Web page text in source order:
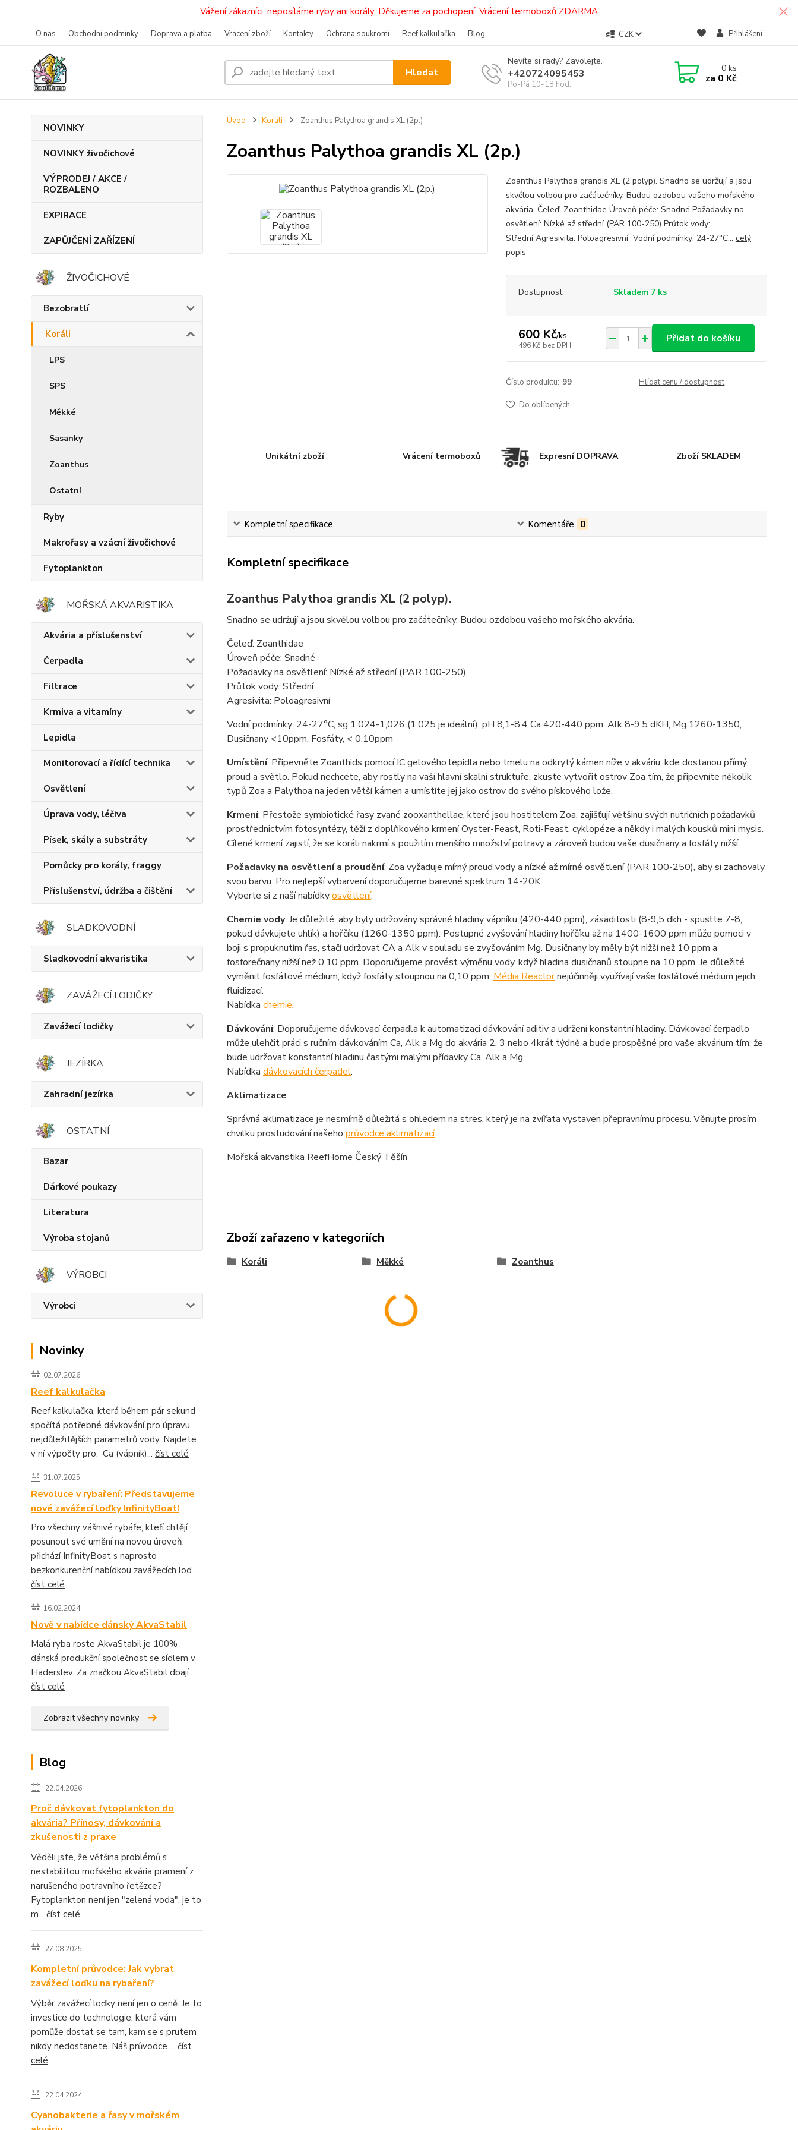
Vážení zákazníci, neposíláme ryby ani korály. Děkujeme za pochopení. Vrácení termoboxů ZDARMA
O nás Obchodní podmínky Doprava a platba Vrácení zboží Kontakty Ochrana soukromí Reef kalkulačka Blog CZK Přihlášení
Hledat
Nevíte si rady? Zavolejte.
+420724095453
Po-Pá 10-18 hod.
0ks
za 0 Kč
NOVINKY
NOVINKY živočichové
VÝPRODEJ / AKCE /
ROZBALENO
EXPIRACE
ZAPŮJČENÍ ZAŘÍZENÍ
ŽIVOČICHOVÉ
Bezobratlí
Koráli
LPS
SPS
Měkké
Sasanky
Zoanthus
Ostatní
Ryby
Makrořasy a vzácní živočichové
Fytoplankton
MOŘSKÁ AKVARISTIKA
Akvária a příslušenství
Čerpadla
Filtrace
Krmiva a vitamíny
Lepidla
Monitorovací a řídící technika
Osvětlení
Úprava vody, léčiva
Písek, skály a substráty
Pomůcky pro korály, fraggy
Příslušenství, údržba a čištění
SLADKOVODNÍ
Sladkovodní akvaristika
ZAVÁŽECÍ LODIČKY
Zavážecí lodičky
JEZÍRKA
Zahradní jezírka
OSTATNÍ
Bazar
Dárkové poukazy
Literatura
Výroba stojanů
VÝROBCI
Výrobci
Novinky
02.07.2026
Reef kalkulačka
Reef kalkulačka, která během pár sekund
spočítá potřebné dávkování pro úpravu
nejdůležitějších parametrů vody. Najdete
v ní výpočty pro: Ca (vápník)... číst celé
31.07.2025
Revoluce v rybaření: Představujeme
nové zavážecí loďky InfinityBoat!
Pro všechny vášnivé rybáře, kteří chtějí
posunout své umění na novou úroveň,
přichází InfinityBoat s naprosto
bezkonkurenční nabídkou zavážecích lod...
číst celé
16.02.2024
Nově v nabídce dánský AkvaStabil
Malá ryba roste AkvaStabil je 100%
dánská produkční společnost se sídlem v
Haderslev. Za značkou AkvaStabil dbají...
číst celé
Zobrazit všechny novinky
Blog
22.04.2026
Proč dávkovat fytoplankton do
akvária? Přínosy, dávkování a
zkušenosti z praxe
Věděli jste, že většina problémů s
nestabilitou mořského akvária pramení z
narušeného potravního řetězce?
Fytoplankton není jen "zelená voda", je to
m... číst celé
27.08.2025
Kompletní průvodce: Jak vybrat
zavážecí loďku na rybaření?
Výběr zavážecí loďky není jen o ceně. Je to
investice do technologie, která vám
pomůže dostat se tam, kam se s prutem
nikdy nedostanete. Náš průvodce ... číst
celé
22.04.2024
Cyanobakterie a řasy v mořském
Úvod Koráli Zoanthus Palythoa grandis XL (2p.)
Zoanthus Palythoa grandis XL (2p.)
Zoanthus Palythoa grandis XL (2 polyp). Snadno se udržují a jsou
skvělou volbou pro začátečníky. Budou ozdobou vašeho mořského
akvária. Čeleď: Zoanthidae Úroveň péče: Snadné Požadavky na
osvětlení: Nízké až střední (PAR 100-250) Průtok vody:
Střední Agresivita: Poloagresivní Vodní podmínky: 24-27°C... celý
popis
Dostupnost Skladem 7 ks
600 Kč/ks
496 Kč bez DPH
Přidat do košíku
Číslo produktu: 99 Hlídat cenu / dostupnost
Do oblíbených
Unikátní zboží Vrácení termoboxů Expresní DOPRAVA Zboží SKLADEM
Kompletní specifikace Komentáře 0
Kompletní specifikace
Zoanthus Palythoa grandis XL (2 polyp).
Snadno se udržují a jsou skvělou volbou pro začátečníky. Budou ozdobou vašeho mořského akvária.
Čeleď: Zoanthidae
Úroveň péče: Snadné
Požadavky na osvětlení: Nízké až střední (PAR 100-250)
Průtok vody: Střední
Agresivita: Poloagresivní
Vodní podmínky: 24-27°C; sg 1,024-1,026 (1,025 je ideální); pH 8,1-8,4 Ca 420-440 ppm, Alk 8-9,5 dKH, Mg 1260-1350,
Dusičnany <10ppm, Fosfáty, < 0,10ppm
Umístění: Připevněte Zoanthids pomocí IC gelového lepidla nebo tmelu na odkrytý kámen níže v akváriu, kde dostanou přímý
proud a světlo. Pokud nechcete, aby rostly na vaší hlavní skalní struktuře, zkuste vytvořit ostrov Zoa tím, že připevníte několik
typů Zoa a Palythoa na jeden větší kámen a umístíte jej jako ostrov do svého pískového lože.
Krmení: Přestože symbiotické řasy zvané zooxanthellae, které jsou hostitelem Zoa, zajišťují většinu svých nutričních požadavků
prostřednictvím fotosyntézy, těží z doplňkového krmení Oyster-Feast, Roti-Feast, cyklopéze a někdy i malých kousků mini mysis.
Cílené krmení zajistí, že se koráli nakrmí s použitím menšího množství potravy a zároveň budou vaše dusičnany a fosfáty nižší.
Požadavky na osvětlení a proudění: Zoa vyžaduje mírný proud vody a nízké až mírné osvětlení (PAR 100-250), aby si zachovaly
svou barvu. Pro nejlepší vybarvení doporučujeme barevné spektrum 14-20K.
Vyberte si z naší nabídkyosvětlení.
Chemie vody: Je důležité, aby byly udržovány správné hladiny vápníku (420-440 ppm), zásaditosti (8-9,5 dkh - spusťte 7-8,
pokud dávkujete uhlík) a hořčíku (1260-1350 ppm). Postupné zvyšování hladiny hořčíku až na 1400-1600 ppm může pomoci v
boji s propuknutím řas, stačí udržovat CA a Alk v souladu se zvyšováním Mg. Dusičnany by měly být nižší než 10 ppm a
fosforečnany nižší než 0,10 ppm. Doporučujeme provést výměnu vody, když hladina dusičnanů stoupne na 10 ppm. Je důležité
vyměnit fosfátové médium, když fosfáty stoupnou na 0,10 ppm. Média Reactornejúčinněji využívají vaše fosfátové médium jejich
fluidizací.
Nabídka chemie.
Dávkování: Doporučujeme dávkovací čerpadla k automatizaci dávkování aditiv a udržení konstantní hladiny. Dávkovací čerpadlo
může ulehčit práci s ručním dávkováním Ca, Alk a Mg do akvária 2, 3 nebo 4krát týdně a bude prospěšné pro vaše akvárium tím, že
bude udržovat konstantní hladinu častými malými přídavky Ca, Alk a Mg.
Nabídka dávkovacích čerpadel.
Aklimatizace
Správná aklimatizace je nesmírně důležitá s ohledem na stres, který je na zvířata vystaven přepravnímu procesu. Věnujte prosím
chvilku prostudování našeho průvodce aklimatizací
Mořská akvaristika ReefHome Český Těšín
Zboží zařazeno v kategoriích
Koráli Měkké Zoanthus